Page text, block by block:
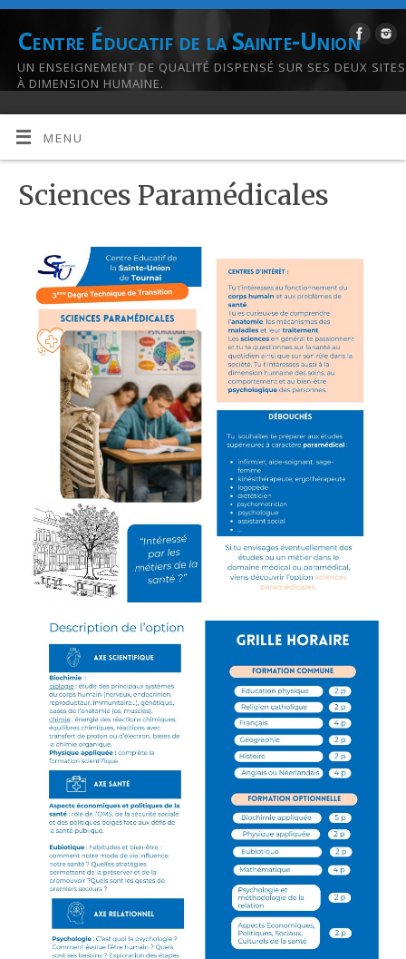
Centre Éducatif de la Sainte-Union
UN ENSEIGNEMENT DE QUALITÉ DISPENSÉ SUR SES DEUX SITES
À DIMENSION HUMAINE.
MENU
Sciences Paramédicales